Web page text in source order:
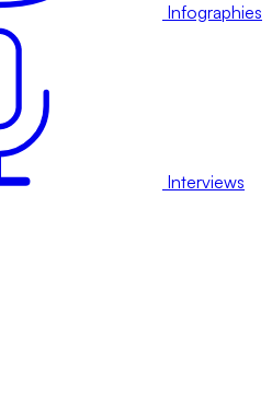
Infographies
Interviews